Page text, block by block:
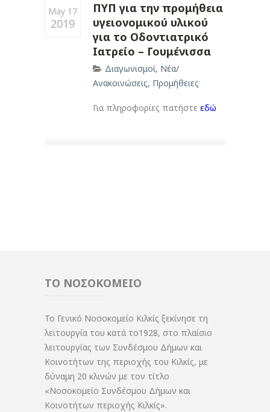
May 17
2019
ΠΥΠ για την προμήθεια
υγειονομικού υλικού
για το Οδοντιατρικό
Ιατρείο – Γουμένισσα
Διαγωνισμοί, Νέα/
Ανακοινώσεις, Προμήθειες
Για πληροφορίες πατήστε εδώ
ΤΟ ΝΟΣΟΚΟΜΕΙΟ
Το Γενικό Νοσοκομείο Κιλκίς ξεκίνησε τη
λειτουργία του κατά το1928, στο πλαίσιο
λειτουργίας των Συνδέσμου Δήμων και
Κοινοτήτων της περιοχής του Κιλκίς, με
δύναμη 20 κλινών με τον τίτλο
«Νοσοκομείο Συνδέσμου Δήμων και
Κοινοτήτων περιοχής Κιλκίς».